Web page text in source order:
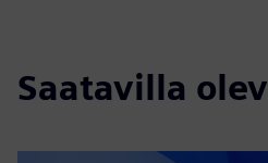
Saatavilla